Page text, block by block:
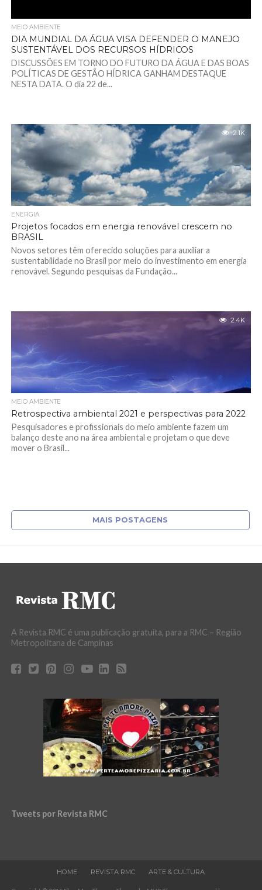
MEIO AMBIENTE
DIA MUNDIAL DA ÁGUA VISA DEFENDER O MANEJO
SUSTENTÁVEL DOS RECURSOS HÍDRICOS
DISCUSSÕES EM TORNO DO FUTURO DA ÁGUA E DAS BOAS
POLÍTICAS DE GESTÃO HÍDRICA GANHAM DESTAQUE
NESTA DATA. O dia 22 de...
2.1K
ENERGIA
Projetos focados em energia renovável crescem no
BRASIL
Novos setores têm oferecido soluções para auxiliar a
sustentabilidade no Brasil por meio do investimento em energia
renovável. Segundo pesquisas da Fundação...
2.4K
MEIO AMBIENTE
Retrospectiva ambiental 2021 e perspectivas para 2022
Pesquisadores e profissionais do meio ambiente fazem um
balanço deste ano na área ambiental e projetam o que deve
mover o Brasil...
MAIS POSTAGENS
A Revista RMC é uma publicação gratuita, para a RMC – Região
Metropolitana de Campinas
Tweets por Revista RMC
HOME REVISTA RMC ARTE & CULTURA